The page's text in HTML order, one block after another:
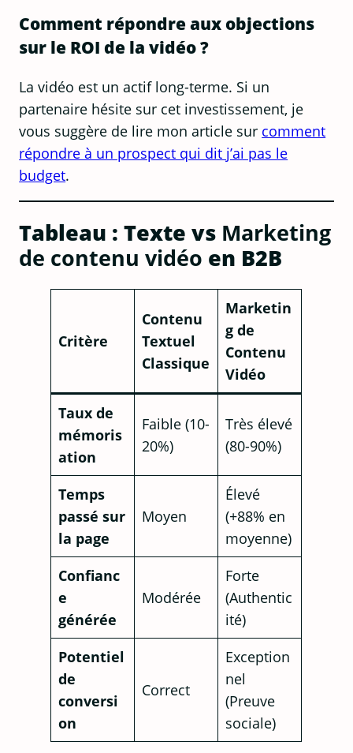
Comment répondre aux objections
sur le ROI de la vidéo ?
La vidéo est un actif long-terme. Si un
partenaire hésite sur cet investissement, je
vous suggère de lire mon article sur comment
répondre à un prospect qui dit j’ai pas le
budget.
Tableau : Texte vs Marketing
de contenu vidéo en B2B
Critère
Contenu
Textuel
Classique
Marketin
g de
Contenu
Vidéo
Taux de
mémoris
ation
Faible (10-
20%)
Très élevé
(80-90%)
Temps
passé sur
la page
Moyen
Élevé
(+88% en
moyenne)
Confianc
e
générée
Modérée
Forte
(Authentic
ité)
Potentiel
de
conversi
on
Correct
Exception
nel
(Preuve
sociale)